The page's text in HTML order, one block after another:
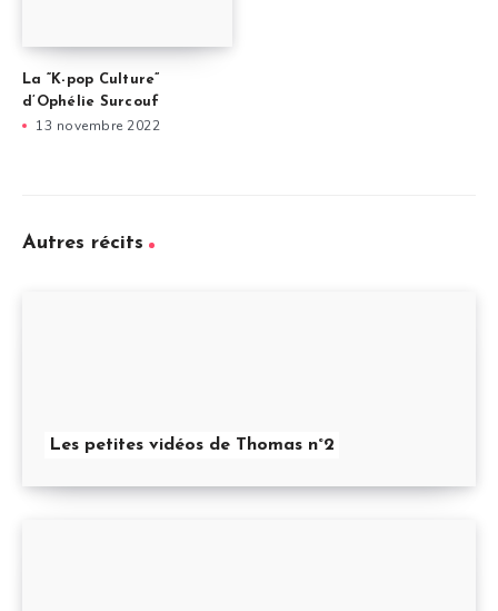
La “K-pop Culture”
d’Ophélie Surcouf
13 novembre 2022
Autres récits
Les petites vidéos de Thomas n°2